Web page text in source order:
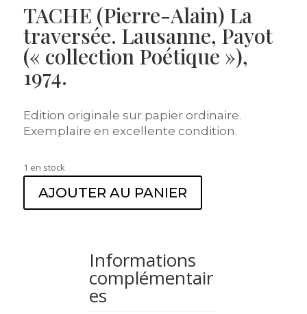
TACHE (Pierre-Alain) La
traversée. Lausanne, Payot
(« collection Poétique »),
1974.
Edition originale sur papier ordinaire.
Exemplaire en excellente condition.
1 en stock
AJOUTER AU PANIER
Informations
complémentair
es